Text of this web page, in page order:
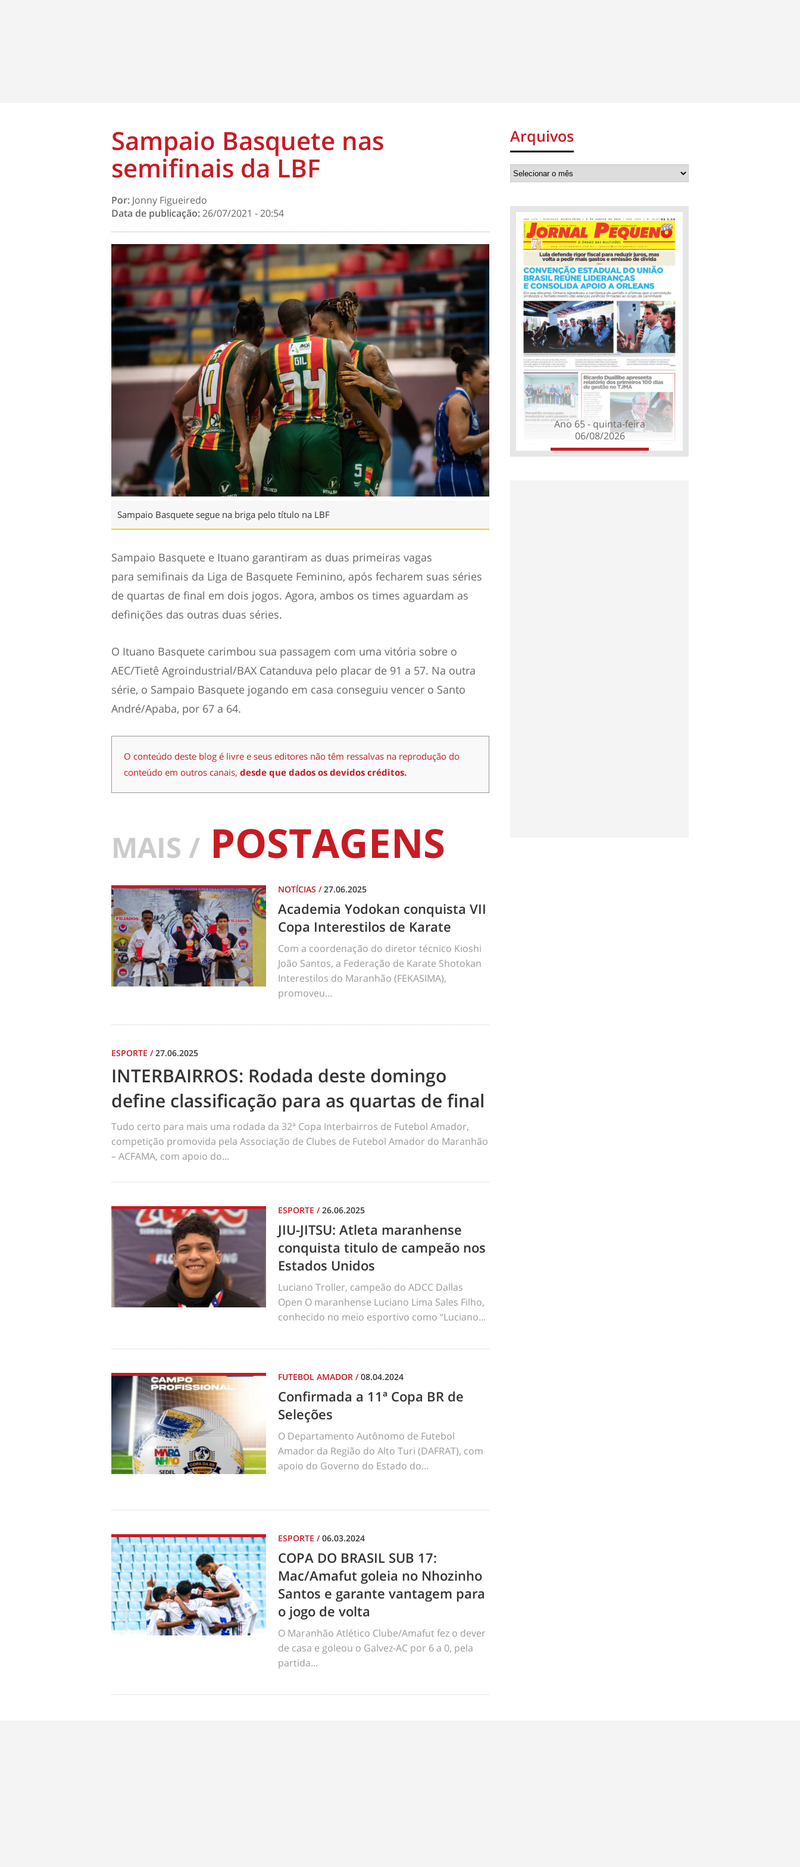
Sampaio Basquete nas
semifinais da LBF
Por: Jonny Figueiredo
Data de publicação:26/07/2021 - 20:54
Sampaio Basquete segue na briga pelo título na LBF
Sampaio Basquete e Ituano garantiram as duas primeiras vagas
para semifinais da Liga de Basquete Feminino, após fecharem suas séries
de quartas de final em dois jogos. Agora, ambos os times aguardam as
definições das outras duas séries.
O Ituano Basquete carimbou sua passagem com uma vitória sobre o
AEC/Tietê Agroindustrial/BAX Catanduva pelo placar de 91 a 57. Na outra
série, o Sampaio Basquete jogando em casa conseguiu vencer o Santo
André/Apaba, por 67 a 64.
O conteúdo deste blog é livre e seus editores não têm ressalvas na reprodução do
conteúdo em outros canais, desde que dados os devidos créditos.
MAIS / POSTAGENS
NOTÍCIAS /27.06.2025
Academia Yodokan conquista VII
Copa Interestilos de Karate
Com a coordenação do diretor técnico Kioshi
João Santos, a Federação de Karate Shotokan
Interestilos do Maranhão (FEKASIMA),
promoveu...
ESPORTE /27.06.2025
INTERBAIRROS: Rodada deste domingo
define classificação para as quartas de final
Tudo certo para mais uma rodada da 32ª Copa Interbairros de Futebol Amador,
competição promovida pela Associação de Clubes de Futebol Amador do Maranhão
– ACFAMA, com apoio do...
ESPORTE /26.06.2025
JIU-JITSU: Atleta maranhense
conquista titulo de campeão nos
Estados Unidos
Luciano Troller, campeão do ADCC Dallas
Open O maranhense Luciano Lima Sales Filho,
conhecido no meio esportivo como “Luciano...
FUTEBOL AMADOR /08.04.2024
Confirmada a 11ª Copa BR de
Seleções
O Departamento Autônomo de Futebol
Amador da Região do Alto Turi (DAFRAT), com
apoio do Governo do Estado do...
ESPORTE /06.03.2024
COPA DO BRASIL SUB 17:
Mac/Amafut goleia no Nhozinho
Santos e garante vantagem para
o jogo de volta
O Maranhão Atlético Clube/Amafut fez o dever
de casa e goleou o Galvez-AC por 6 a 0, pela
partida...
Arquivos
Ano 65 - quinta-feira
06/08/2026